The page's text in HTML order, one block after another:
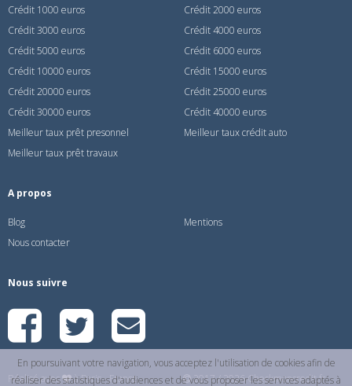
En poursuivant votre navigation, vous acceptez l'utilisation de cookies afin de
réaliser des statistiques d'audiences et de vous proposer les services adaptés à
Crédit 1000 euros
Crédit 2000 euros
Crédit 3000 euros
Crédit 4000 euros
Crédit 5000 euros
Crédit 6000 euros
Crédit 10000 euros
Crédit 15000 euros
Crédit 20000 euros
Crédit 25000 euros
Crédit 30000 euros
Crédit 40000 euros
Meilleur taux prêt presonnel
Meilleur taux crédit auto
Meilleur taux prêt travaux
A propos
Blog
Mentions
Nous contacter
Nous suivre
Réalisé avec à Paris - France 2017 / 2026 Checkmoncredit.fr